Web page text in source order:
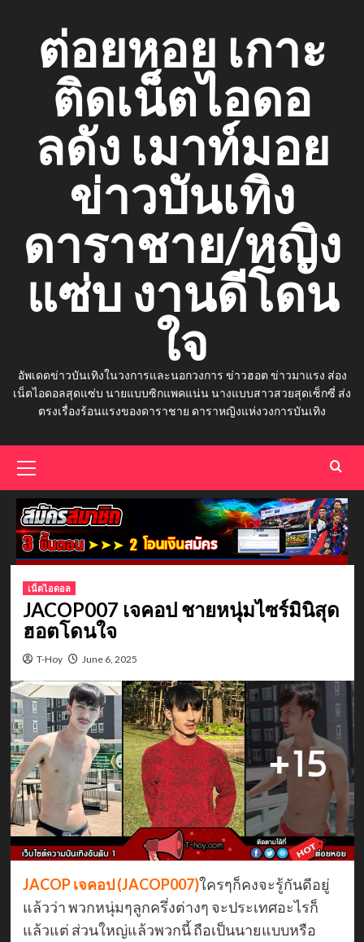
contentต่อยหอย เกาะ
ติดเน็ตไอดอ
ลดัง เมาท์มอย
ข่าวบันเทิง
ดาราชาย/หญิง
แซ่บ งานดีโดน
ใจ
อัพเดดข่าวบันเทิงในวงการและนอกวงการ ข่าวฮอต ข่าวมาแรง ส่อง
เน็ตไอดอลสุดแซ่บ นายแบบซิกแพคแน่น นางแบบสาวสวยสุดเซ็กซี่ ส่ง
ตรงเรื่องร้อนแรงของดาราชาย ดาราหญิงแห่งวงการบันเทิง
Menu
เน็ตไอดอล
JACOP007 เจคอป ชายหนุ่มไซร์มินิสุด
ฮอตโดนใจ
T-Hoy June 6, 2025
JACOP เจคอป (JACOP007)ใครๆก็คงจะรู้กันดีอยู่
แล้วว่า พวกหนุ่มๆลูกครึ่งต่างๆ จะประเทศอะไรก็
แล้วแต่ ส่วนใหญ่แล้วพวกนี้ ถือเป็นนายแบบหรือ